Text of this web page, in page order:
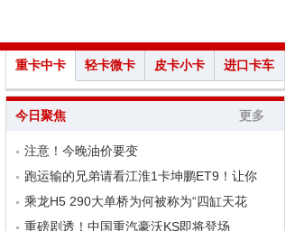
重卡中卡 轻卡微卡 皮卡小卡 进口卡车
今日聚焦 更多
注意！今晚油价要变
跑运输的兄弟请看江淮1卡坤鹏ET9！让你
乘龙H5 290大单桥为何被称为“四缸天花
重磅剧透！中国重汽豪沃KS即将登场